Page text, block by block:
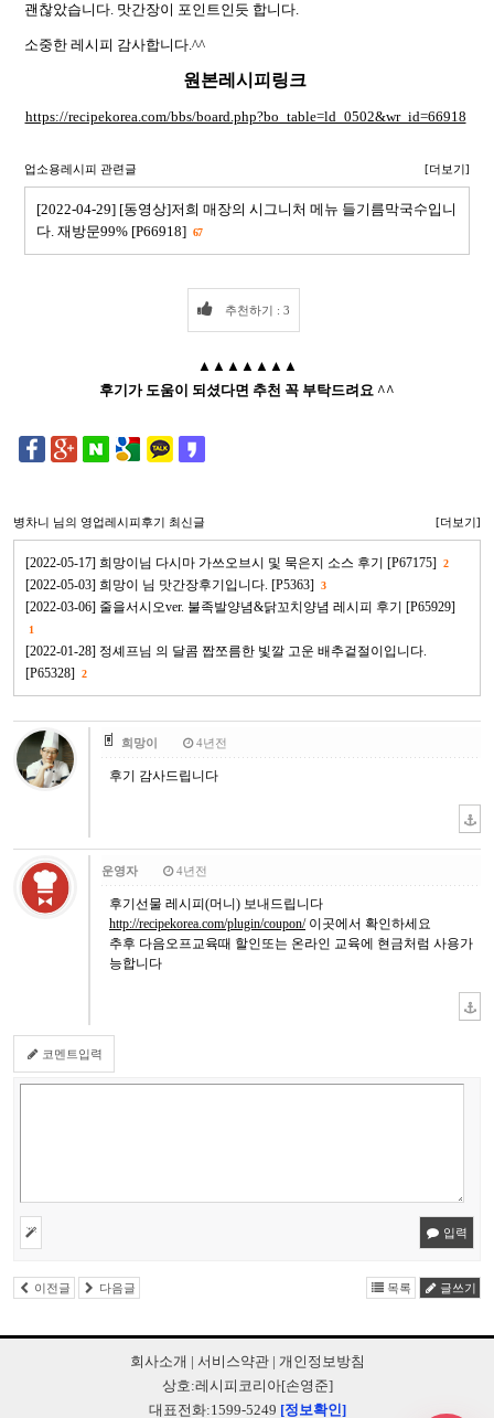
괜찮았습니다. 맛간장이 포인트인듯 합니다.
소중한 레시피 감사합니다.^^
원본레시피링크
https://recipekorea.com/bbs/board.php?bo_table=ld_0502&wr_id=66918
업소용레시피 관련글 [더보기]
[2022-04-29] [동영상]저희 매장의 시그니처 메뉴 들기름막국수입니
다. 재방문99% [P66918] 67
추천하기 : 3
▲▲▲▲▲▲▲
후기가 도움이 되셨다면 추천 꼭 부탁드려요 ^^
병차니 님의 영업레시피후기 최신글 [더보기]
[2022-05-17] 희망이님 다시마 가쓰오브시 및 묵은지 소스 후기 [P67175] 2
[2022-05-03] 희망이 님 맛간장후기입니다. [P5363] 3
[2022-03-06] 줄을서시오ver. 불족발양념&닭꼬치양념 레시피 후기 [P65929]
1
[2022-01-28] 정셰프님 의 달콤 짭쪼름한 빛깔 고운 배추겉절이입니다.
[P65328]
2
희망이 4년전
후기 감사드립니다
운영자 4년전
후기선물 레시피(머니) 보내드립니다
http://recipekorea.com/plugin/coupon/이곳에서 확인하세요
추후 다음오프교육때 할인또는 온라인 교육에 현금처럼 사용가
능합니다
코멘트입력
입력
이전글 다음글 목록 글쓰기
회사소개 | 서비스약관| 개인정보방침
상호:레시피코리아[손영준]
대표전화:1599-5249 [정보확인]